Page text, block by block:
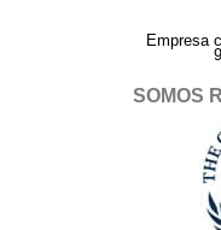
Empresa
SOMOS